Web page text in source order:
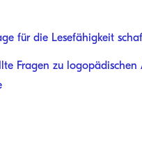
für die Lesefähigkeit
Fragen zu